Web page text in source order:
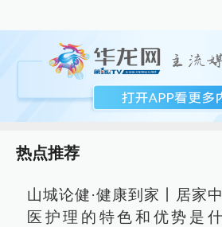
热点推荐
山城论健·健康到家丨居家中
医护理的特色和优势是什